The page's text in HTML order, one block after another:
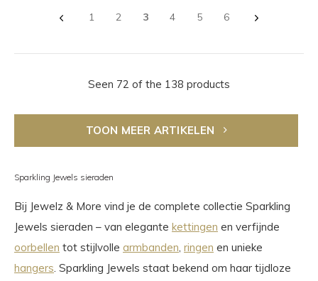
1 2 3 4 5 6
Seen 72 of the 138 products
TOON MEER ARTIKELEN
Sparkling Jewels sieraden
Bij Jewelz & More vind je de complete collectie Sparkling
Jewels sieraden – van elegante kettingen en verfijnde
oorbellen tot stijlvolle armbanden, ringen en unieke
hangers. Sparkling Jewels staat bekend om haar tijdloze